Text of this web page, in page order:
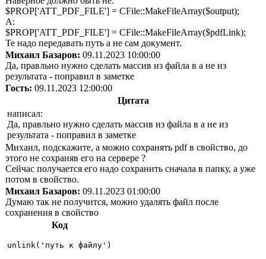
$PROP['ATT_PDF_FILE'] = CFile::MakeFileArray($output);
А:
$PROP['ATT_PDF_FILE'] = CFile::MakeFileArray($pdfLink);
Те надо передавать путь а не сам документ.
Михаил Базаров: 09.11.2023 10:00:00
Да, правльно нужно сделать массив из файла в а не из
результата - поправил в заметке
Гость: 09.11.2023 12:00:00
Цитата
написал:
Да, правльно нужно сделать массив из файла в а не из
результата - поправил в заметке
Михаил, подскажите, а можно сохранять pdf в свойство, до
этого не сохраняв его на сервере ?
Сейчас получается его надо сохранить сначала в папку, а уже
потом в свойство.
Михаил Базаров: 09.11.2023 01:00:00
Думаю так не получится, можно удалять файл после
сохранения в свойство
Код
unlink('путь к файлу')